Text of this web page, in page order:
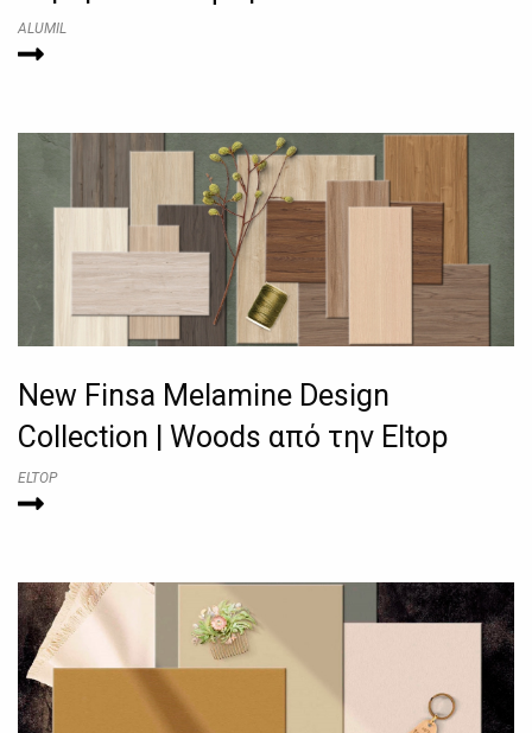
ALUMIL
New Finsa Melamine Design
Collection | Woods από την Eltop
ELTOP